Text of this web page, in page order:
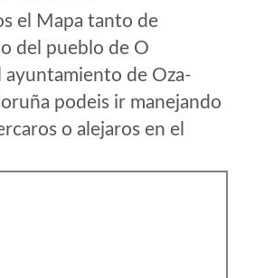
el Mapa tanto de
del pueblo de O
de Oza-
podeis ir manejando
o alejaros en el